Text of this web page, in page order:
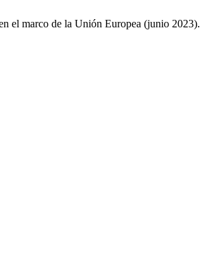
el marco de la Unión Europea (junio 2023).